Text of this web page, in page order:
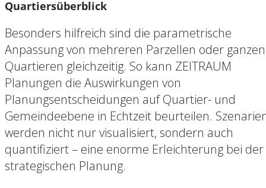
Quartiersüberblick
Besonders hilfreich sind die parametrische
Anpassung von mehreren Parzellen oder ganzen
Quartieren gleichzeitig. So kann ZEITRAUM
Planungen die Auswirkungen von
Planungsentscheidungen auf Quartier- und
Gemeindeebene in Echtzeit beurteilen.
werden nicht nur visualisiert, sondern auch
quantifiziert – eine enorme Erleichterung bei der
strategischen Planung.